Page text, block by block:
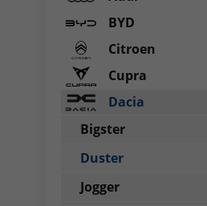
BYD
Citroen
Cupra
Dacia
Bigster
Duster
Jogger